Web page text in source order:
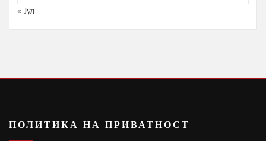
« Јул
ПОЛИТИКА НА ПРИВАТНОСТ